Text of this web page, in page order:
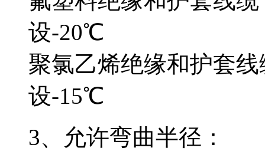
设-20℃
聚氯乙烯绝缘和护套线缆
设-15℃
3、允许弯曲半径：